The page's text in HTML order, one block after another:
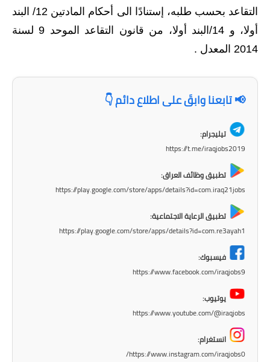
التقاعد بحسب طلبه، إستنادًا الى أحكام المادتين 12/ البند
أولا، و 14/البند أولا، من قانون التقاعد الموحد 9 لسنة
2014 المعدل .
📢 تابعنا وابقَ على اطلاع دائم 👇
تيليجرام:
https://t.me/iraqjobs2019
تطبيق وظائف العراق:
https://play.google.com/store/apps/details?id=com.iraq21jobs
تطبيق الرعاية الاجتماعية:
https://play.google.com/store/apps/details?id=com.re3ayah1
فيسبوك:
https://www.facebook.com/iraqjobs9
يوتيوب:
https://www.youtube.com/@iraqjobs
انستغرام:
https://www.instagram.com/iraqjobs0/